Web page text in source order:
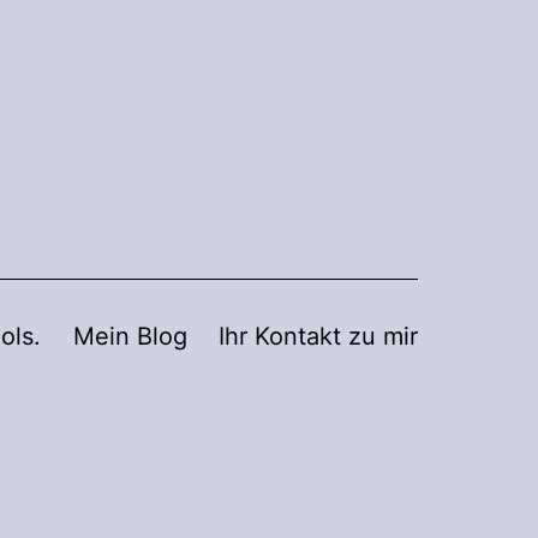
Mein Blog Ihr Kontakt zu mir